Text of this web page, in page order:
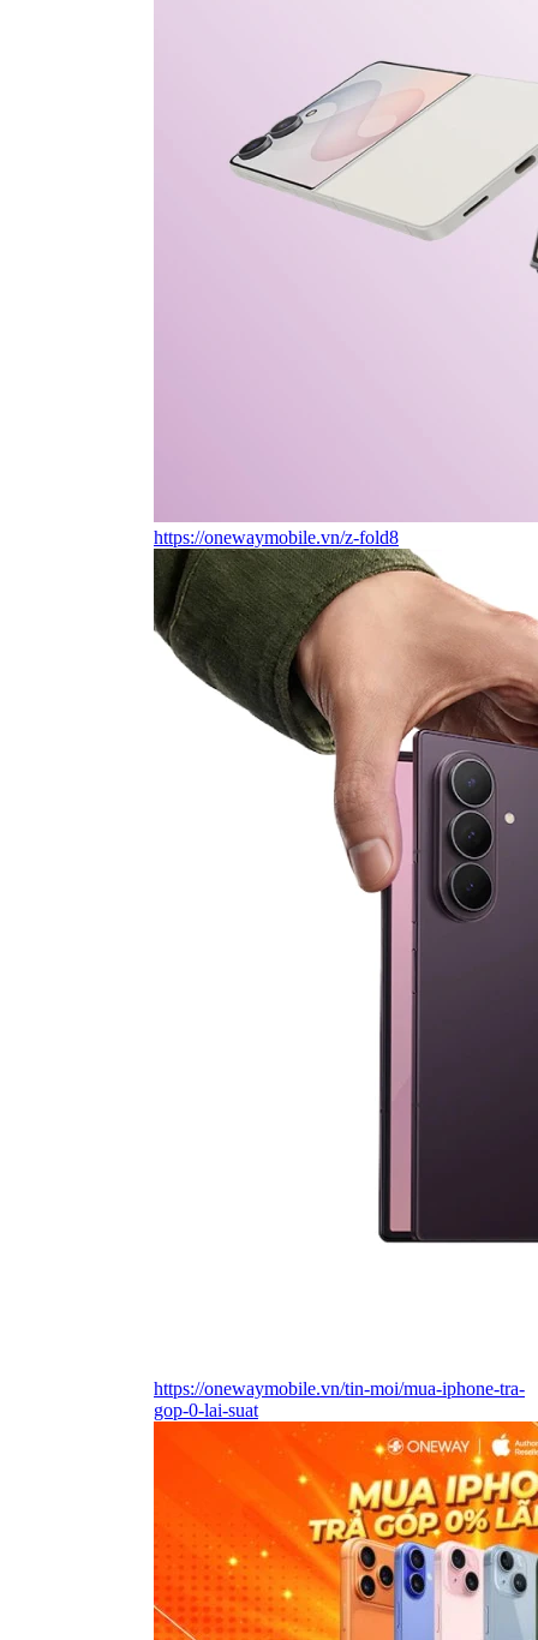
https://onewaymobile.vn/z-fold8
https://onewaymobile.vn/tin-moi/mua-iphone-tra-
gop-0-lai-suat